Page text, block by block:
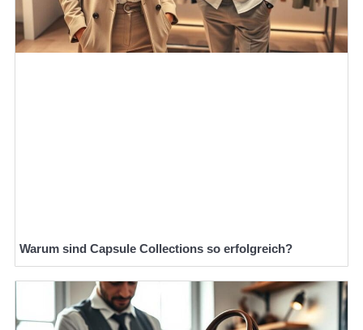
Warum sind Capsule Collections so erfolgreich?